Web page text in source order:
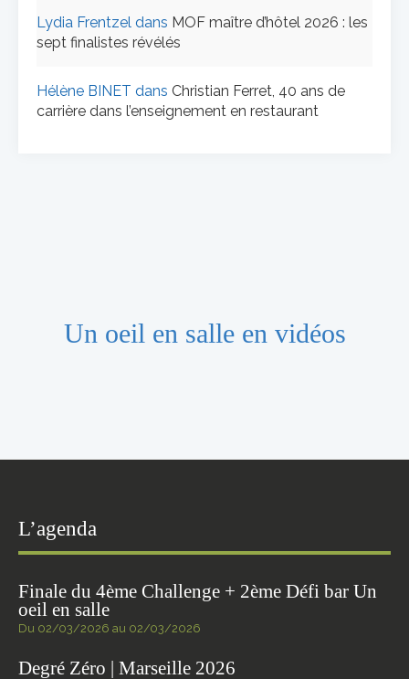
Lydia Frentzel dans MOF maître d’hôtel 2026 : les
sept finalistes révélés
Hélène BINET dans Christian Ferret, 40 ans de
carrière dans l’enseignement en restaurant
Un oeil en salle en vidéos
L’agenda
Finale du 4ème Challenge + 2ème Défi bar Un
oeil en salle
Du 02/03/2026 au 02/03/2026
Degré Zéro | Marseille 2026